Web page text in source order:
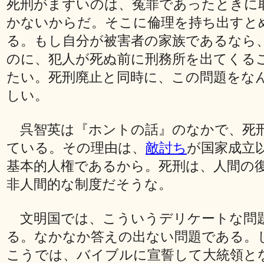
死刑がまずいのは、冤罪であったときに
かないからだ。そこに倫理を持ち出すと
る。もし自分が被害者の家族であるなら
のに、犯人が死ぬ前に刑務所を出てくる
たい。死刑廃止と同時に、この問題をな
しい。
呉智英は『ホントの話』のなかで、死
ている。その理由は、 敵討ちが国家成立
基本的人権であるから。死刑は、人間の
非人間的な制度だそうな。
文明国では、こういうデリケートな問
る。なかなか答えの出ない問題である。
こうでは、バイブルに宣誓して大統領と